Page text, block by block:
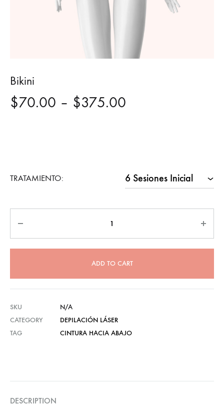
Bikini
$70.00 – $375.00
through
$375.00
TRATAMIENTO:
ADD TO CART
SKU
N/A
CATEGORY
DEPILACIÓN LÁSER
TAG
CINTURA HACIA ABAJO
DESCRIPTION